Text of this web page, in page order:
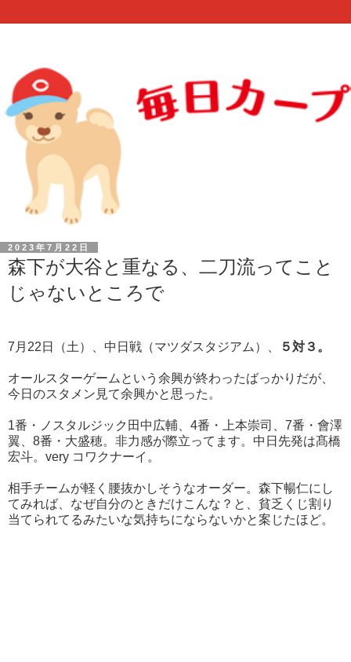
2023年7月22日
森下が大谷と重なる、二刀流ってこと
じゃないところで
7月22日（土）、中日戦（マツダスタジアム）、 ５対３。
オールスターゲームという余興が終わったばっかりだが、
今日のスタメン見て余興かと思った。
1番・ノスタルジック田中広輔、4番・上本崇司、7番・會澤
翼、8番・大盛穂。非力感が際立ってます。中日先発は髙橋
宏斗。very コワクナーイ。
相手チームが軽く腰抜かしそうなオーダー。森下暢仁にし
てみれば、なぜ自分のときだけこんな？と、貧乏くじ割り
当てられてるみたいな気持ちにならないかと案じたほど。